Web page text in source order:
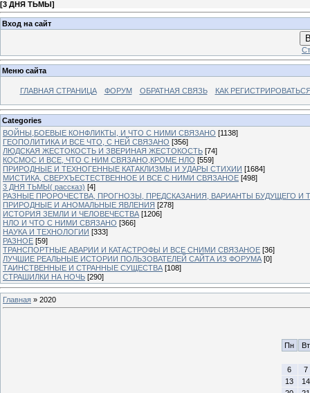
[3 ДНЯ ТЬМЫ]
Вход на сайт
Меню сайта
ГЛАВНАЯ СТРАНИЦА ФОРУМ ОБРАТНАЯ СВЯЗЬ КАК
Categories
ВОЙНЫ,БОЕВЫЕ КОНФЛИКТЫ, И ЧТО С НИМИ СВЯЗАНО [1138]
ГЕОПОЛИТИКА И ВСЕ ЧТО, С НЕЙ СВЯЗАНО [356]
ЛЮДСКАЯ ЖЕСТОКОСТЬ И ЗВЕРИНАЯ ЖЕСТОКОСТЬ [74]
КОСМОС И ВСЕ, ЧТО С НИМ СВЯЗАНО,КРОМЕ НЛО [559]
ПРИРОДНЫЕ И ТЕХНОГЕННЫЕ КАТАКЛИЗМЫ И УДАРЫ СТИХИИ [1684]
МИСТИКА, СВЕРХЪЕСТЕСТВЕННОЕ И ВСЕ С НИМИ СВЯЗАНОЕ [498]
3 ДНЯ ТЬМЫ( рассказ) [4]
РАЗНЫЕ ПРОРОЧЕСТВА, ПРОГНОЗЫ, ПРЕДСКАЗАНИЯ, ВАРИАНТЫ БУДУЩЕГО И
ПРИРОДНЫЕ И АНОМАЛЬНЫЕ ЯВЛЕНИЯ [278]
ИСТОРИЯ ЗЕМЛИ И ЧЕЛОВЕЧЕСТВА [1206]
НЛО И ЧТО С НИМИ СВЯЗАНО [366]
НАУКА И ТЕХНОЛОГИИ [333]
РАЗНОЕ [59]
ТРАНСПОРТНЫЕ АВАРИИ И КАТАСТРОФЫ И ВСЕ СНИМИ СВЯЗАНОЕ [36]
ЛУЧШИЕ РЕАЛЬНЫЕ ИСТОРИИ ПОЛЬЗОВАТЕЛЕЙ САЙТА ИЗ ФОРУМА [0]
ТАИНСТВЕННЫЕ И СТРАННЫЕ СУЩЕСТВА [108]
СТРАШИЛКИ НА НОЧЬ [290]
Главная » 2020
Пн Вт
6
7
13
14